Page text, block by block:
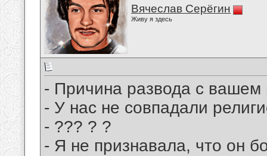
Вячеслав Серёгин
Живу я здесь
- Причина развода с
- У нас не совпадали
- ??? ? ?
- Я не признавала, что он